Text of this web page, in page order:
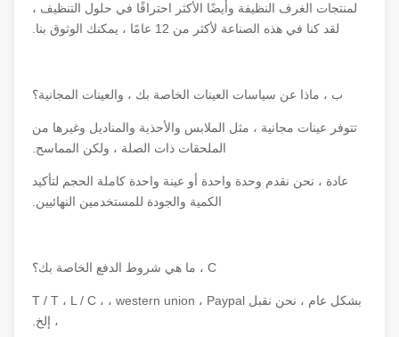
لمنتجات الغرف النظيفة وأيضًا الأكثر احترافًا في حلول التنظيف ،
لقد كنا في هذه الصناعة لأكثر من 12 عامًا ، يمكنك الوثوق بنا.
ب ، ماذا عن سياسات العينات الخاصة بك ، والعينات المجانية؟
تتوفر عينات مجانية ، مثل الملابس والأحذية والمناديل وغيرها من
الملحقات ذات الصلة ، ولكن المماسح.
عادة ، نحن نقدم وحدة واحدة أو عينة واحدة كاملة الحجم لتأكيد
الكمية والجودة للمستخدمين النهائيين.
بشكل عام ، نحن نقبل T / T ، L / C ، ، western union ، Paypal